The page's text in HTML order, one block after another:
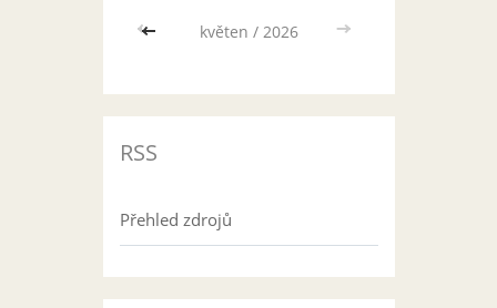
<< květen / 2026 >>
RSS
Přehled zdrojů